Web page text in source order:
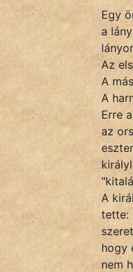
Monda
Regény
Vers
Egy
a
Az
A
A
Erre
az
A
tette:
hogy
nem